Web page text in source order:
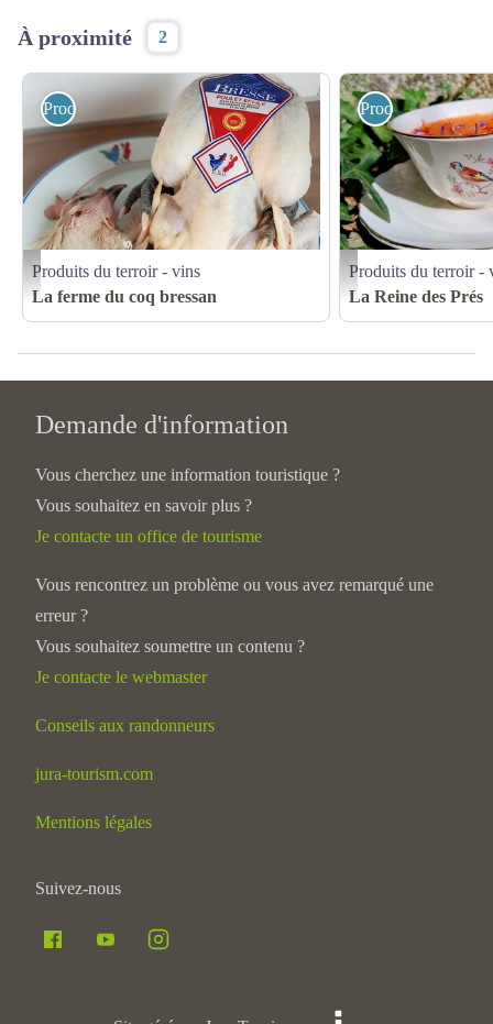
À proximité 2
Poulet de Bresse effilé - Pauline Badin
Produits du terroir - vins
Produits du terroir - vins
La ferme du coq bressan
bougie chardonneret -
Produits du terroir
Produits du terroir -
La Reine des Prés
Demande d'information
Vous cherchez une information touristique ?
Vous souhaitez en savoir plus ?
Je contacte un office de tourisme
Vous rencontrez un problème ou vous avez remarqué une
erreur ?
Vous souhaitez soumettre un contenu ?
Je contacte le webmaster
Conseils aux randonneurs
jura-tourism.com
Mentions légales
Suivez-nous